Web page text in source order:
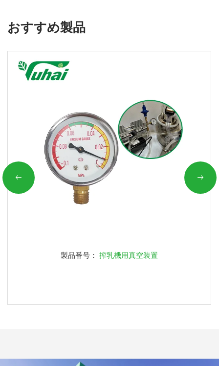
おすすめ製品
製品番号： 搾乳機用真空装置